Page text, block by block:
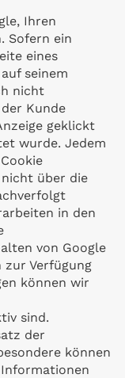
Ihren
Sofern ein
eines
seinem
nicht
Kunde
geklickt
wurde. Jedem
über die
in den
von Google
Verfügung
können wir
sind.
der
können